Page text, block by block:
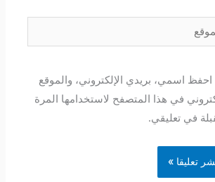
اسمي، بريدي الإلكتروني، والموقع
في هذا المتصفح لاستخدامها المرة
تعليقي.